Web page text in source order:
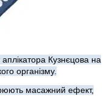
Кузнєцова на
організму.
масажний ефект,